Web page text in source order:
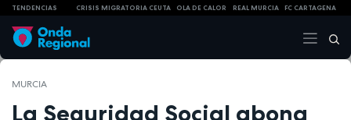
TENDENCIAS CRISIS MIGRATORIA CEUTA OLA DE CALOR REAL MURCIA FC CARTAGENA
MURCIA
La Seguridad Social abona